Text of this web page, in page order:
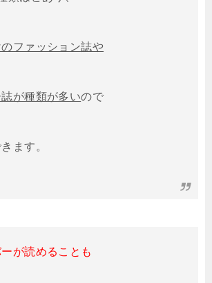
ファッション誌や
が種類が多いので
ます。
が読めることも